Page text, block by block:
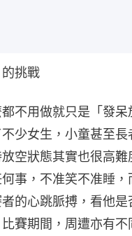
的挑戰
不用做就只是「發呆
少女生，小童甚至長
空狀態其實也很高
事，不准笑不准睡，
的心跳脈搏，看他是
比賽期間，周遭亦有